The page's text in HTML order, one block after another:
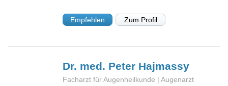
Empfehlen Zum Profil
Dr. med. Peter Hajmassy
Facharzt für Augenheilkunde | Augenarzt